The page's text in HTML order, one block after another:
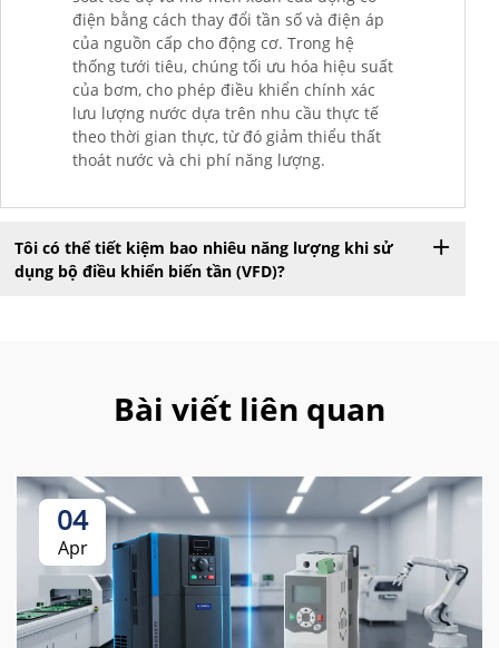
điện bằng cách thay đổi tần số và điện áp
của nguồn cấp cho động cơ. Trong hệ
thống tưới tiêu, chúng tối ưu hóa hiệu suất
của bơm, cho phép điều khiển chính xác
lưu lượng nước dựa trên nhu cầu thực tế
theo thời gian thực, từ đó giảm thiểu thất
thoát nước và chi phí năng lượng.
Tôi có thể tiết kiệm bao nhiêu năng lượng khi sử
dụng bộ điều khiển biến tần (VFD)?
Bài viết liên quan
04
Apr